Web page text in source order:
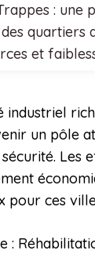
: une
quartiers
et
industriel
un pôle
Les
pour ces
: